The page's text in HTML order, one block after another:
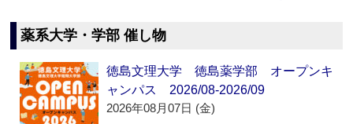
薬系大学・学部 催し物
徳島文理大学 徳島薬学部 オープンキ
ャンパス 2026/08-2026/09
2026年08月07日 (金)